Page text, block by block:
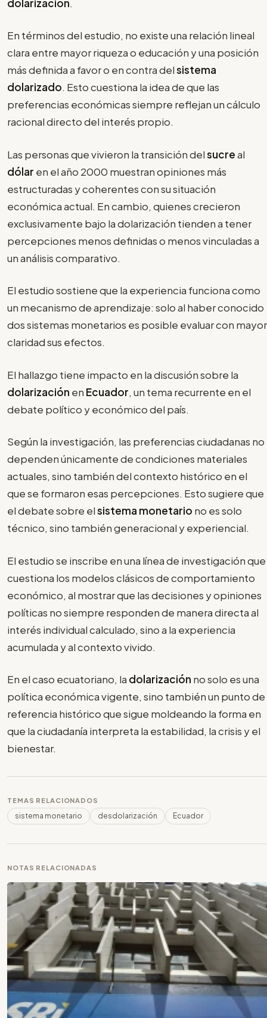
dolarización.
En términos del estudio, no existe una relación lineal
clara entre mayor riqueza o educación y una posición
más definida a favor o en contra delsistema
dolarizado. Esto cuestiona la idea de que las
preferencias económicas siempre reflejan un cálculo
racional directo del interés propio.
Las personas que vivieron la transición delsucreal
dólar en el año 2000 muestran opiniones más
estructuradas y coherentes con su situación
económica actual. En cambio, quienes crecieron
exclusivamente bajo la dolarización tienden a tener
percepciones menos definidas o menos vinculadas a
un análisis comparativo.
El estudio sostiene que la experiencia funciona como
un mecanismo de aprendizaje: solo al haber conocido
dos sistemas monetarios es posible evaluar con mayor
claridad sus efectos.
El hallazgo tiene impacto en la discusión sobre la
dolarización en Ecuador, un tema recurrente en el
debate político y económico del país.
Según la investigación, las preferencias ciudadanas no
dependen únicamente de condiciones materiales
actuales, sino también del contexto histórico en el
que se formaron esas percepciones. Esto sugiere que
el debate sobre elsistema monetario no es solo
técnico, sino también generacional y experiencial.
El estudio se inscribe en una línea de investigación que
cuestiona los modelos clásicos de comportamiento
económico, al mostrar que las decisiones y opiniones
políticas no siempre responden de manera directa al
interés individual calculado, sino a la experiencia
acumulada y al contexto vivido.
En el caso ecuatoriano, la dolarización no solo es una
política económica vigente, sino también un punto de
referencia histórico que sigue moldeando la forma en
que la ciudadanía interpreta la estabilidad, la crisis y el
bienestar.
TEMAS RELACIONADOS
sistema monetario desdolarización Ecuador
NOTAS RELACIONADAS